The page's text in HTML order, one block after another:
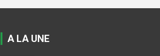
A LA UNE